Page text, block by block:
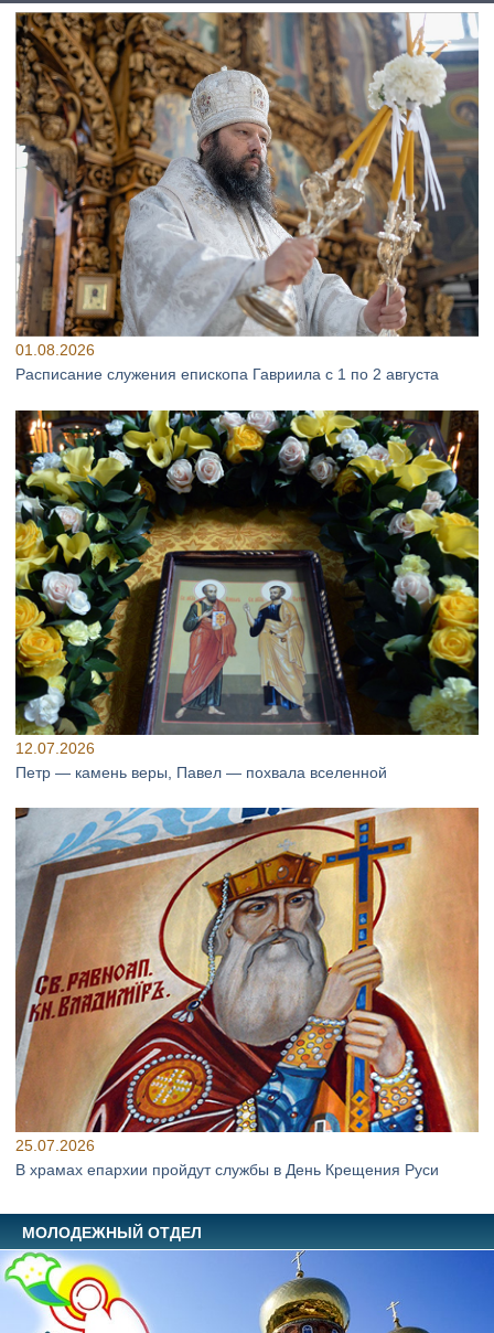
01.08.2026
Расписание служения епископа Гавриила с 1 по 2 августа
12.07.2026
Петр — камень веры, Павел — похвала вселенной
25.07.2026
В храмах епархии пройдут службы в День Крещения Руси
МОЛОДЕЖНЫЙ ОТДЕЛ